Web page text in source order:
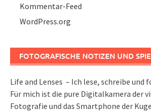
Kommentar-Feed
WordPress.org
FOTOGRAFISCHE NOTIZEN UND
Life and Lenses – Ich lese, schreibe und
Für mich ist die pure Digitalkamera der
Fotografie und das Smartphone der